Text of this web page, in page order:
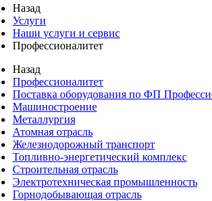
Назад
Услуги
Наши услуги и сервис
Профессионалитет
Назад
Профессионалитет
Поставка оборудования по ФП
Машиностроение
Металлургия
Атомная отрасль
Железнодорожный транспорт
Топливно-энергетический комплекс
Строительная отрасль
Электротехническая промышленность
Горнодобывающая отрасль